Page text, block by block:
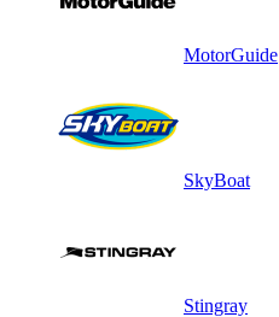
MotorGuide
SkyBoat
Stingray